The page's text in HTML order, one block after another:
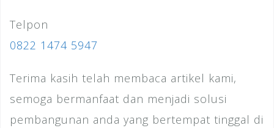
Telpon
0822 1474 5947
Terima kasih telah membaca artikel kami,
semoga bermanfaat dan menjadi solusi
pembangunan anda yang bertempat tinggal di